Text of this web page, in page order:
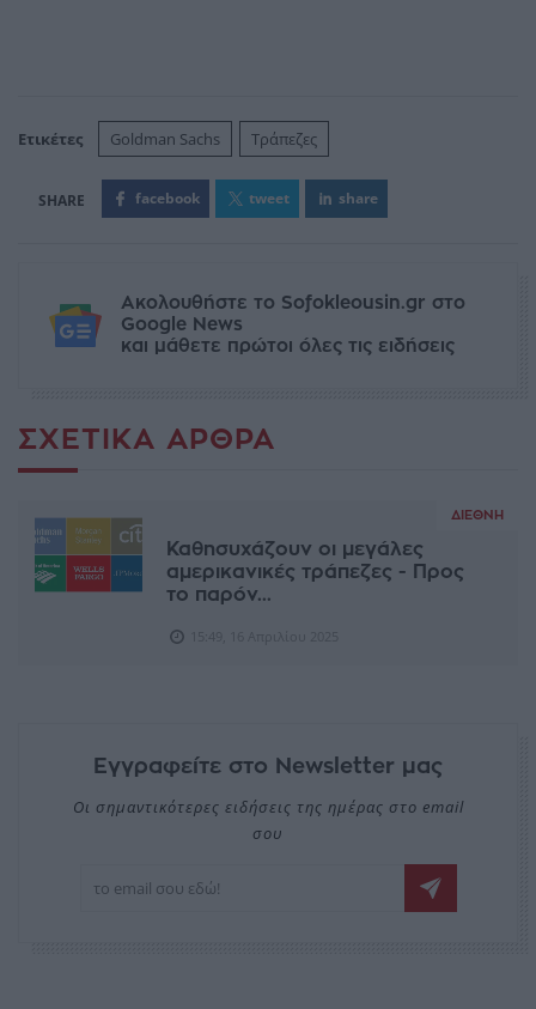
Ετικέτες Goldman Sachs Τράπεζες
facebook tweet share
Ακολουθήστε το Sofokleousin.gr στο
Google News
και μάθετε πρώτοι όλες τις ειδήσεις
ΣΧΕΤΙΚΆ ΆΡΘΡΑ
ΔΙΕΘΝΉ
Καθησυχάζουν οι μεγάλες
αμερικανικές τράπεζες - Προς
το παρόν...
Εγγραφείτε στο Newsletter μας
Οι σημαντικότερες ειδήσεις της ημέρας στο email
σου